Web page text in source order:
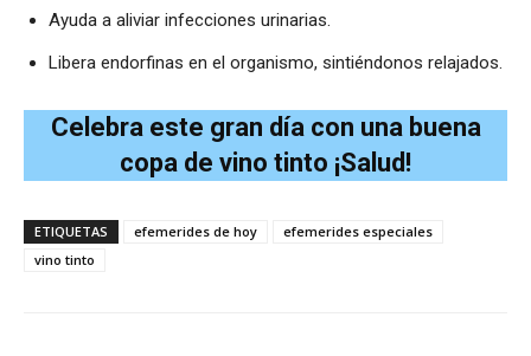
Ayuda a aliviar infecciones urinarias.
Libera endorfinas en el organismo, sintiéndonos relajados.
Celebra este gran día con una buena
copa de vino tinto ¡Salud!
ETIQUETAS efemerides de hoy
efemerides especiales
vino tinto